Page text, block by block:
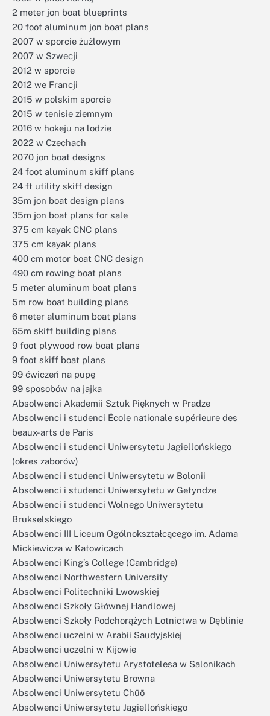
2 meter jon boat blueprints
20 foot aluminum jon boat plans
2007 w sporcie żużlowym
2007 w Szwecji
2012 w sporcie
2012 we Francji
2015 w polskim sporcie
2015 w tenisie ziemnym
2016 w hokeju na lodzie
2022 w Czechach
2070 jon boat designs
24 foot aluminum skiff plans
24 ft utility skiff design
35m jon boat design plans
35m jon boat plans for sale
375 cm kayak CNC plans
375 cm kayak plans
400 cm motor boat CNC design
490 cm rowing boat plans
5 meter aluminum boat plans
5m row boat building plans
6 meter aluminum boat plans
65m skiff building plans
9 foot plywood row boat plans
9 foot skiff boat plans
99 ćwiczeń na pupę
99 sposobów na jajka
Absolwenci Akademii Sztuk Pięknych w Pradze
Absolwenci i studenci École nationale supérieure des
beaux-arts de Paris
Absolwenci i studenci Uniwersytetu Jagiellońskiego
(okres zaborów)
Absolwenci i studenci Uniwersytetu w Bolonii
Absolwenci i studenci Uniwersytetu w Getyndze
Absolwenci i studenci Wolnego Uniwersytetu
Brukselskiego
Absolwenci III Liceum Ogólnokształcącego im. Adama
Mickiewicza w Katowicach
Absolwenci King’s College (Cambridge)
Absolwenci Northwestern University
Absolwenci Politechniki Lwowskiej
Absolwenci Szkoły Głównej Handlowej
Absolwenci Szkoły Podchorążych Lotnictwa w Dęblinie
Absolwenci uczelni w Arabii Saudyjskiej
Absolwenci uczelni w Kijowie
Absolwenci Uniwersytetu Arystotelesa w Salonikach
Absolwenci Uniwersytetu Browna
Absolwenci Uniwersytetu Chūō
Absolwenci Uniwersytetu Jagiellońskiego